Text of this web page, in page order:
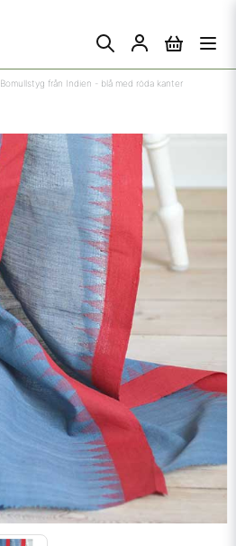
Bomullstyg från Indien - blå med röda kanter